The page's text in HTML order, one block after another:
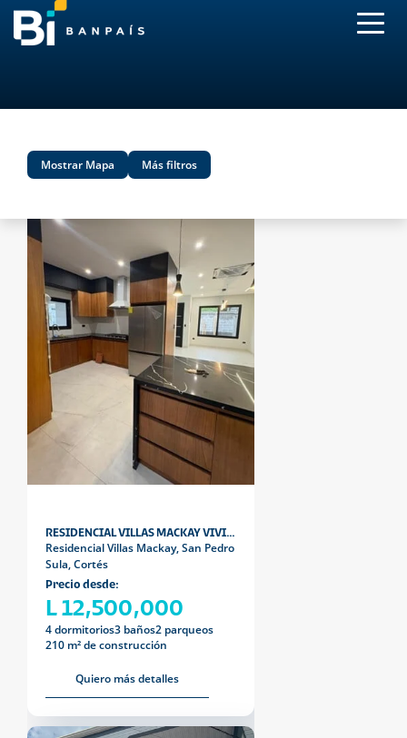
Mostrar Mapa Más filtros
RESIDENCIAL VILLAS MACKAY VIVIENDA MINIMALISTA
Residencial Villas Mackay, San Pedro
Sula, Cortés
Precio desde:
L 12,500,000
4 dormitorios3 baños2 parqueos
210 m² de construcción
Quiero más detalles